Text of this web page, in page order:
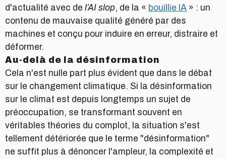
d'actualité avec de l’AI slop, de la « bouillie IA » : un
contenu de mauvaise qualité généré par des
machines et conçu pour induire en erreur, distraire et
déformer.
Au-delà de la désinformation
Cela n'est nulle part plus évident que dans le débat
sur le changement climatique. Si la désinformation
sur le climat est depuis longtemps un sujet de
préoccupation, se transformant souvent en
véritables théories du complot, la situation s'est
tellement détériorée que le terme "désinformation"
ne suffit plus à dénoncer l'ampleur, la complexité et